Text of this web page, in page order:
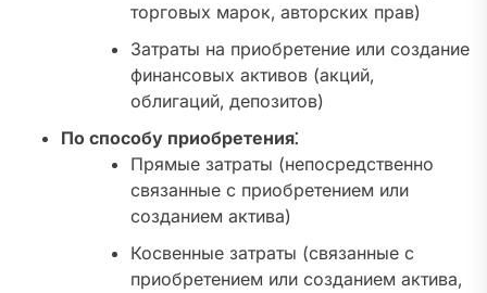
торговых марок‚ авторских прав)
Затраты на приобретение или создание
финансовых активов (акций‚
облигаций‚ депозитов)
По способу приобретения⁚
Прямые затраты (непосредственно
связанные с приобретением или
созданием актива)
Косвенные затраты (связанные с
приобретением или созданием актива‚